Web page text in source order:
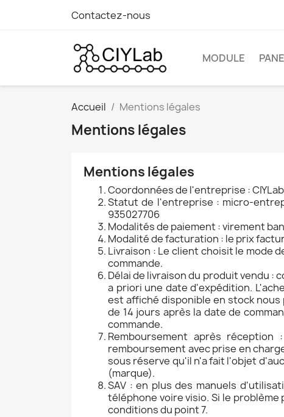
Contactez-nous
MODULE
Accueil Mentions légales
Mentions légales
Mentions légales
Coordonnées de l'entreprise :
Statut de l'entreprise : micro-
935027706
Modalités de paiement : virement
Modalité de facturation : le prix
Livraison : Le client choisit le mode
commande.
Délai de livraison du produit vendu :
a priori une date d'expédition.
est affiché disponible en stock
de 14 jours après la date de
commande.
Remboursement après
remboursement avec prise en
sous réserve qu'il n'a fait l'objet
(marque).
SAV : en plus des manuels
téléphone voire visio. Si le
conditions du point 7.